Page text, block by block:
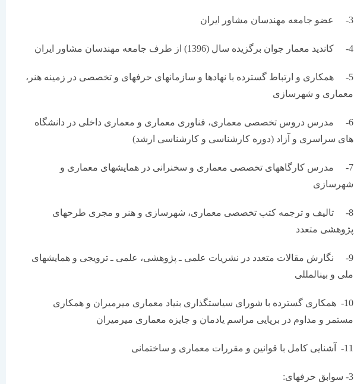
3- عضو جامعه مهندسان مشاور ایران
4- کاندید معمار جوان برگزیده سال (1396) از طرف جامعه مهندسان مشاور ایران
5- همکاری و ارتباط گسترده با نهادها و سازمان­های حرفه­ای و تخصصی در زمینه هنر،
معماری و شهرسازی
6- مدرس دروس تخصصی معماری، فناوری معماری و معماری داخلی در دانشگاه
های سراسری و آزاد (دوره کارشناسی و کارشناسی ارشد)
7- مدرس کارگاه­های تخصصی معماری و سخنرانی در همایش­های معماری و
شهرسازی
8- تالیف و ترجمه کتب تخصصی معماری، شهرسازی و هنر و مجری طرح­های
پژوهشی متعدد
9- نگارش مقالات متعدد در نشریات علمی ـ پژوهشی، علمی ـ ترویجی و همایش­های
ملی و بین­المللی
10- همکاری گسترده با شورای سیاست­گذاری بنیاد معماری میرمیران و همکاری
مستمر و مداوم در برپایی مراسم یادمان و جایزه معماری میرمیران
11- آشنایی کامل با قوانین و مقررات معماری و ساختمانی
3- سوابق حرفه­ای: